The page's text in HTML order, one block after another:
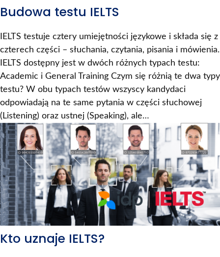
Budowa testu IELTS
IELTS testuje cztery umiejętności językowe i składa się z
czterech części – słuchania, czytania, pisania i mówienia.
IELTS dostępny jest w dwóch różnych typach testu:
Academic i General Training Czym się różnią te dwa typy
testu? W obu typach testów wszyscy kandydaci
odpowiadają na te same pytania w części słuchowej
(Listening) oraz ustnej (Speaking), ale…
Kto uznaje IELTS?